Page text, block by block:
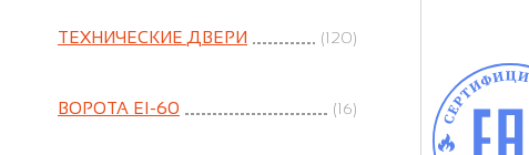
ТЕХНИЧЕСКИЕ ДВЕРИ (120)
ВОРОТА EI-60 (16)